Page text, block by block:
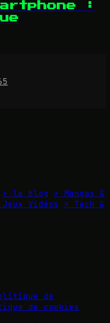
:
> le blog > Mangas &
Vidéos
> Tech &
de
de cookies